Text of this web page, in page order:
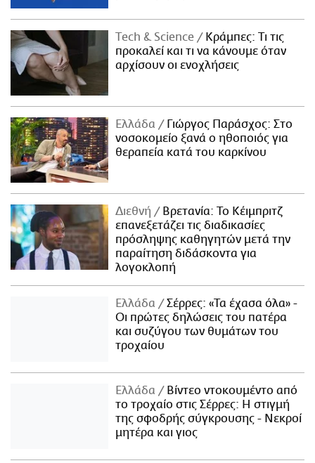
Τech & Science
Κράμπες: Τι τις
προκαλεί και τι να κάνουμε όταν
αρχίσουν οι ενοχλήσεις
Ελλάδα
Γιώργος Παράσχος: Στο
νοσοκομείο ξανά ο ηθοποιός για
θεραπεία κατά του καρκίνου
Διεθνή
Βρετανία: Το Κέιμπριτζ
επανεξετάζει τις διαδικασίες
πρόσληψης καθηγητών μετά την
παραίτηση διδάσκοντα για
λογοκλοπή
Ελλάδα
Σέρρες: «Τα έχασα όλα» -
Οι πρώτες δηλώσεις του πατέρα
και συζύγου των θυμάτων του
τροχαίου
Ελλάδα
Βίντεο ντοκουμέντο από
το τροχαίο στις Σέρρες: Η στιγμή
της σφοδρής σύγκρουσης - Νεκροί
μητέρα και γιος